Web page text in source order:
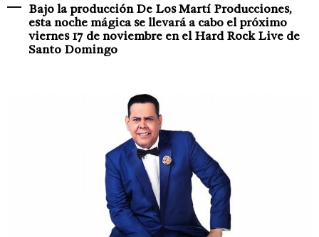
Bajo la producción De Los Martí Producciones,
esta noche mágica se llevará a cabo el próximo
viernes 17 de noviembre en el Hard Rock Live de
Santo Domingo